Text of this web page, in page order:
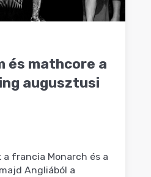
és mathcore a
augusztusi
a francia Monarch és a
Angliából a